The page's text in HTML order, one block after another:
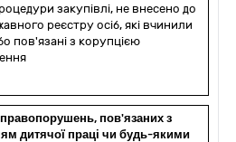
закупівлі, не внесено до
реєстру осіб, які вчинили
пов'язані з корупцією
пов'язаних з
дитячої праці чи будь-якими